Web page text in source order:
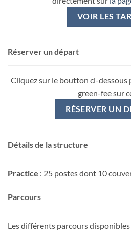
VOIR LES
Réserver un départ
Cliquez sur le boutton ci-dessous
green-fee sur
RÉSERVER UN
Détails de la structure
Practice : 25 postes dont 10
Parcours
Les différents parcours disponibles